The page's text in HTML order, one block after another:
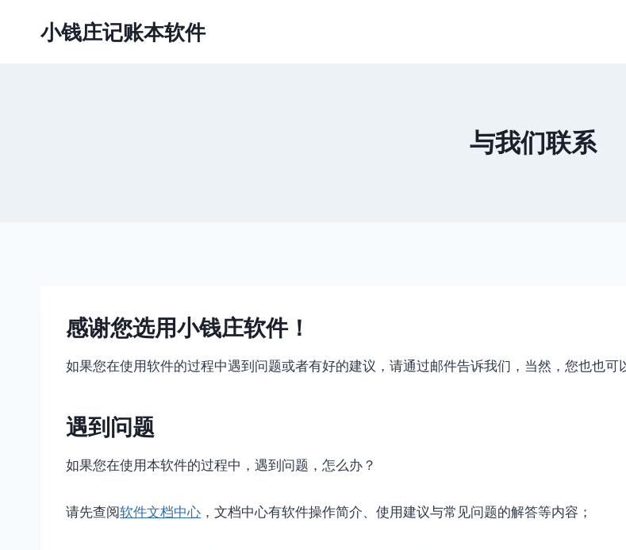
小钱庄记账本软件
与我们联系
感谢您选用小钱庄软件！
如果您在使用软件的过程中遇到问题或者有好的建议，请通过邮件告诉我们，当然，您也也可
遇到问题
如果您在使用本软件的过程中，遇到问题，怎么办？
请先查阅软件文档中心 ，文档中心有软件操作简介、使用建议与常见问题的解答等内容；